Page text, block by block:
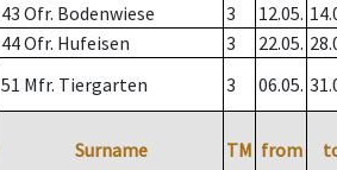
43 Ofr. Bodenwiese 3 12.05.
44 Ofr. Hufeisen 3 22.05.
51 Mfr. Tiergarten 3 06.05.
Surname TM from